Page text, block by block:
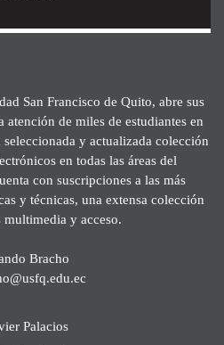
San Francisco de Quito, abre sus
atención de miles de estudiantes en
y actualizada colección
en todas las áreas del
con suscripciones a las más
y técnicas, una extensa colección
multimedia y acceso.
Bracho
Palacios